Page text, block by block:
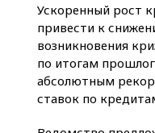
Ускоренный рост
привести к
возникновения
по итогам
абсолютным
ставок по